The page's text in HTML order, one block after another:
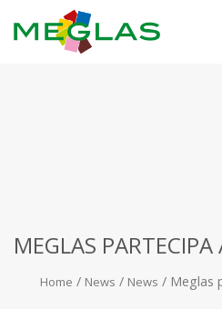
MEGLAS
Home / News / News /Meglas